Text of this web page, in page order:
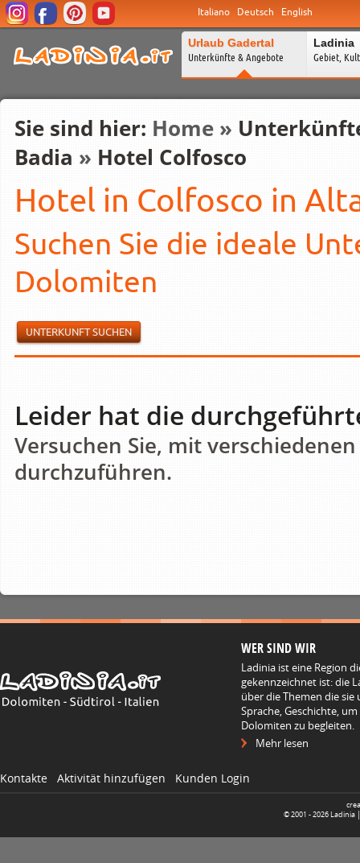
Italiano Deutsch English
Urlaub Gadertal
Unterkünfte & Angebote
Ladinia
Gebiet,
Sie sind hier: Home »
Badia » Hotel Colfosco
Hotel in Colfosco in
Suchen Sie die ideale
Dolomiten
UNTERKUNFT SUCHEN
Leider hat die
Versuchen Sie, mit
durchzuführen.
WER SIND WIR
Ladinia ist eine Region
gekennzeichnet ist: die
über die Themen die
Sprache, Geschichte,
Dolomiten zu begleiten.
Mehr lesen
Kontakte Aktivität hinzufügen Kunden Login
© 2001 -2026 Ladinia